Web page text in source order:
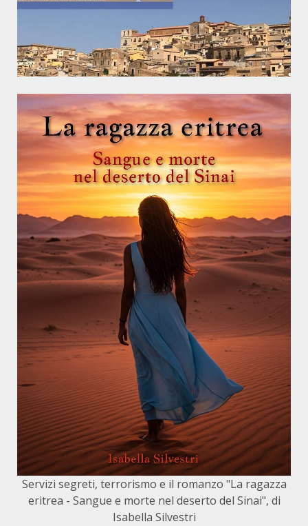
Servizi segreti, terrorismo e il romanzo "La ragazza
eritrea - Sangue e morte nel deserto del Sinai", di
Isabella Silvestri